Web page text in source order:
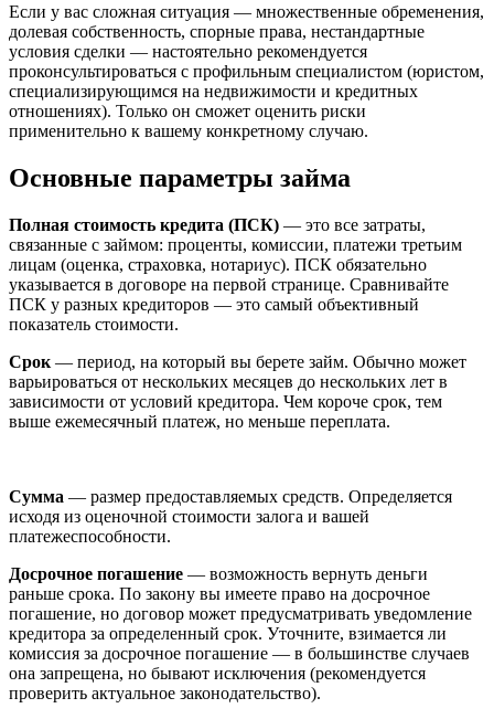
Если у вас сложная ситуация — множественные обременения,
долевая собственность, спорные права, нестандартные
условия сделки — настоятельно рекомендуется
проконсультироваться с профильным специалистом (юристом,
специализирующимся на недвижимости и кредитных
отношениях). Только он сможет оценить риски
применительно к вашему конкретному случаю.
Основные параметры займа
Полная стоимость кредита (ПСК) — это все затраты,
связанные с займом: проценты, комиссии, платежи третьим
лицам (оценка, страховка, нотариус). ПСК обязательно
указывается в договоре на первой странице. Сравнивайте
ПСК у разных кредиторов — это самый объективный
показатель стоимости.
Срок — период, на который вы берете займ. Обычно может
варьироваться от нескольких месяцев до нескольких лет в
зависимости от условий кредитора. Чем короче срок, тем
выше ежемесячный платеж, но меньше переплата.
Сумма — размер предоставляемых средств. Определяется
исходя из оценочной стоимости залога и вашей
платежеспособности.
Досрочное погашение — возможность вернуть деньги
раньше срока. По закону вы имеете право на досрочное
погашение, но договор может предусматривать уведомление
кредитора за определенный срок. Уточните, взимается ли
комиссия за досрочное погашение — в большинстве случаев
она запрещена, но бывают исключения (рекомендуется
проверить актуальное законодательство).